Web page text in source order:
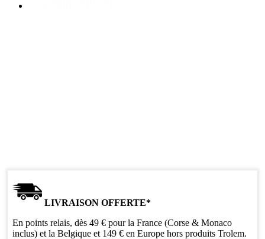
LIVRAISON OFFERTE*
En points relais, dès 49 € pour la France (Corse & Monaco
inclus) et la Belgique et 149 € en Europe hors produits Trolem.